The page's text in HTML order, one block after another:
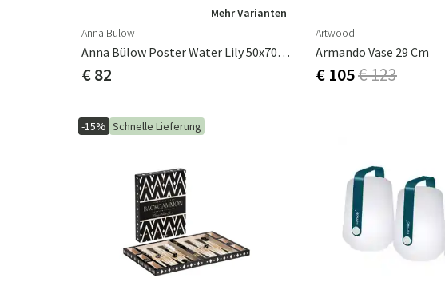
Mehr Varianten
Anna Bülow
Anna Bülow Poster Water Lily 50x70 Cm
€ 82
Artwood
Armando Vase 29 Cm
€ 105€ 123
-15% Schnelle Lieferung